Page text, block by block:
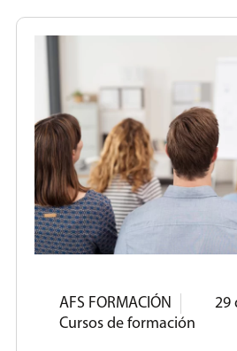
AFS FORMACIÓN
29
Cursos de formación